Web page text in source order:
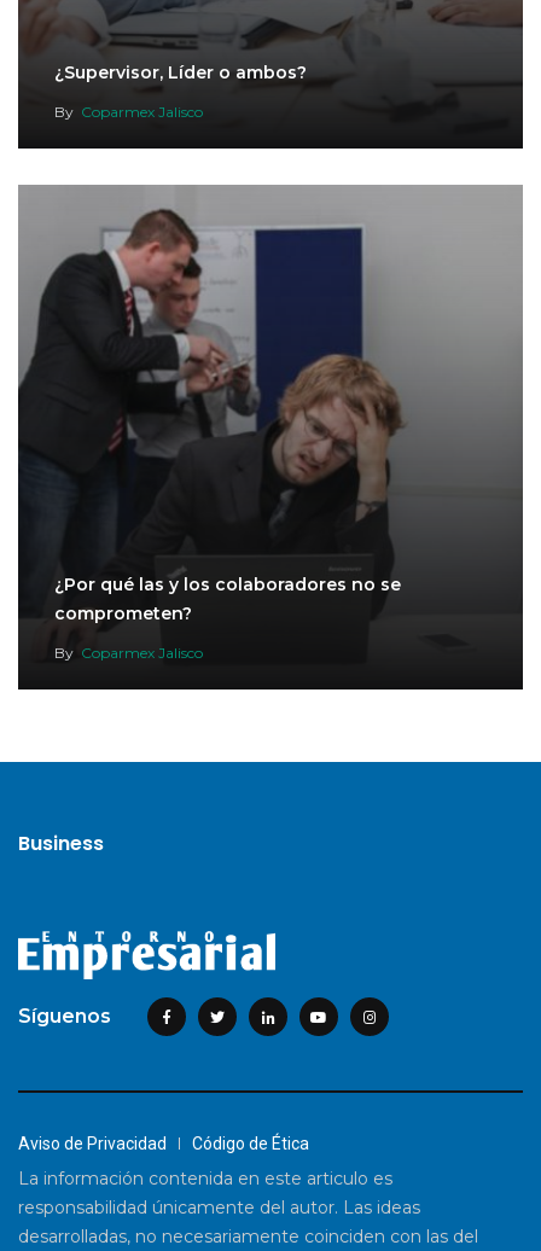
¿Supervisor, Líder o ambos?
By Coparmex Jalisco
¿Por qué las y los colaboradores no se
comprometen?
By Coparmex Jalisco
Business
Síguenos
Aviso de Privacidad Código de Ética
La información contenida en este articulo es
responsabilidad únicamente del autor. Las ideas
desarrolladas, no necesariamente coinciden con las del